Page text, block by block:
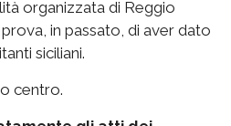
organizzata di Reggio
in passato, di aver dato
siciliani.
centro.